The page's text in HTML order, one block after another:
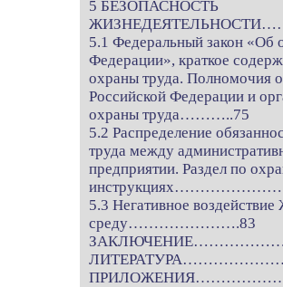
5 БЕЗОПАСНОСТЬ
5.1 Федеральный закон «Об
Федерации», краткое
охраны труда. Полномочия
Российской Федерации и
охраны труда………..75
5.2 Распределение
труда между
предприятии. Раздел по
5.3 Негативное
среду………………….83